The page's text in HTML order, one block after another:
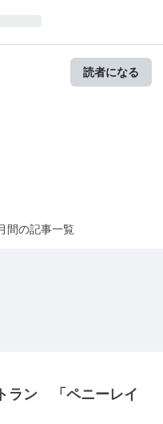
読者になる
間の記事一覧
ラン 「ペニーレイ